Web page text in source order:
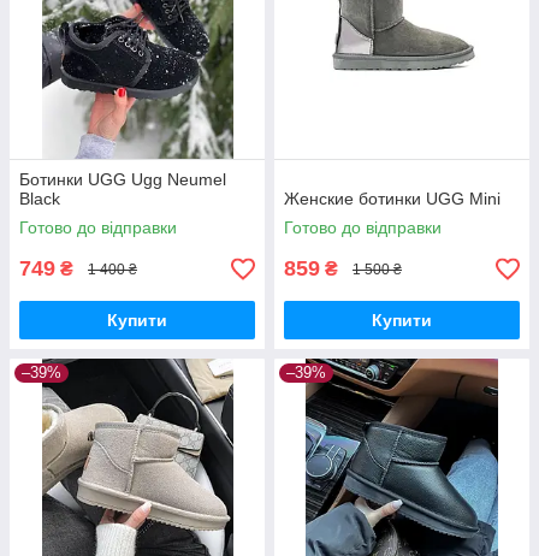
Ботинки UGG Ugg Neumel
Black
Готово до відправки
749 ₴ 1 400 ₴
Купити
Женские ботинки UGG Mini
Готово до відправки
859 ₴ 1 500 ₴
Купити
–39% –39%